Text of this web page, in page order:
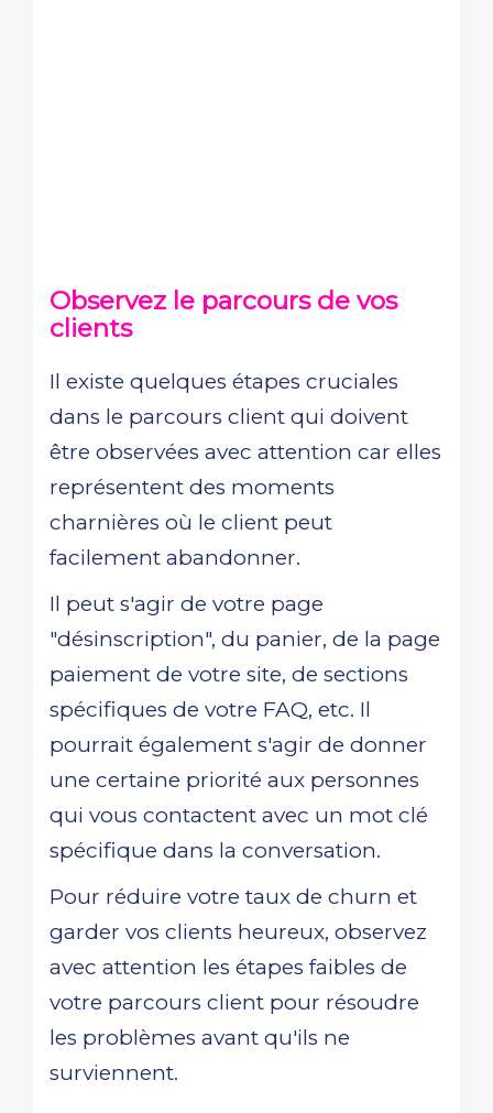
Observez le parcours de vos
clients
Il existe quelques étapes cruciales
dans le parcours client qui doivent
être observées avec attention car elles
représentent des moments
charnières où le client peut
facilement abandonner.
Il peut s'agir de votre page
"désinscription", du panier, de la page
paiement de votre site, de sections
spécifiques de votre FAQ, etc. Il
pourrait également s'agir de donner
une certaine priorité aux personnes
qui vous contactent avec un mot clé
spécifique dans la conversation.
Pour réduire votre taux de churn et
garder vos clients heureux, observez
avec attention les étapes faibles de
votre parcours client pour résoudre
les problèmes avant qu'ils ne
surviennent.